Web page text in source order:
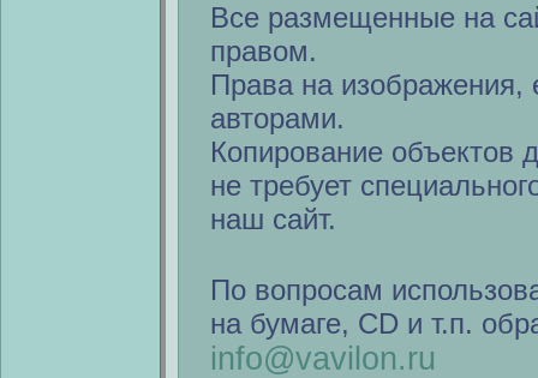
Все размещенные на
правом.
Права на изображения,
авторами.
Копирование объектов
не требует
наш сайт.
По вопросам
на бумаге, CD и т.п.
info@vavilon.ru